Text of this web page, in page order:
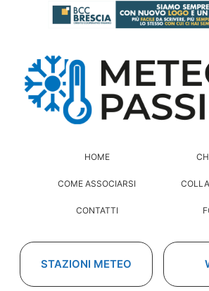
HOME
COME ASSOCIARSI
CONTATTI
STAZIONI METEO